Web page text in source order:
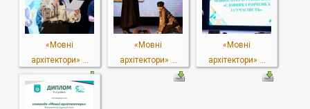
«Мовні
архітектори» ...
«Мовні
архітектори» ...
«Мовні
архітектори» ...